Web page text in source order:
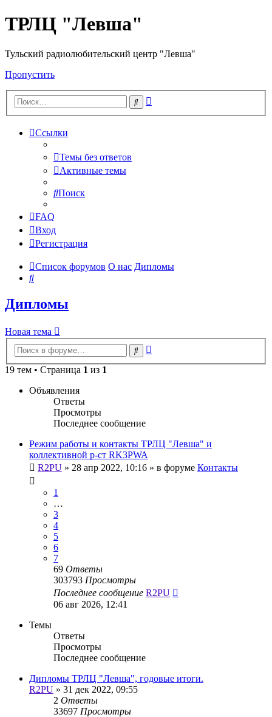
ТРЛЦ "Левша"
Тульский радиолюбительский центр "Левша"
Пропустить
Поиск
Ссылки
Темы без ответов
Активные темы
Поиск
FAQ
Вход
Регистрация
Список форумов О нас Дипломы
Поиск
Дипломы
Новая тема
Поиск
19 тем • Страница 1 из 1
Объявления
Ответы
Просмотры
Последнее сообщение
Режим работы и контакты ТРЛЦ "Левша" и
коллективной р-ст RK3PWA
R2PU » 28 апр 2022, 10:16 » в форуме Контакты
1
…
3
4
5
6
7
69 Ответы
303793 Просмотры
Последнее сообщение R2PU
06 авг 2026, 12:41
Темы
Ответы
Просмотры
Последнее сообщение
Дипломы ТРЛЦ "Левша", годовые итоги.
R2PU » 31 дек 2022, 09:55
2 Ответы
33697 Просмотры